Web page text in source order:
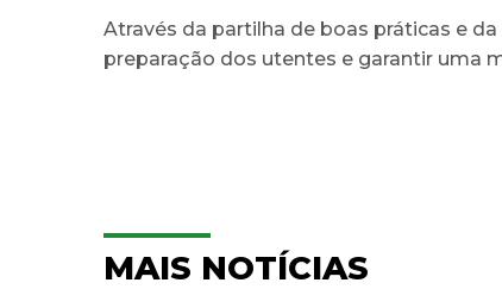
Através da partilha de boas práticas e
preparação dos utentes e garantir uma
MAIS NOTÍCIAS